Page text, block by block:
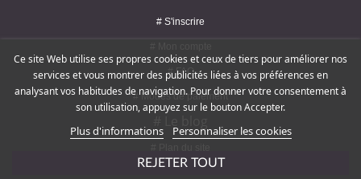
# S'inscrire
# FAQ
# Modes de paiement
Ce site Web utilise ses propres cookies et ceux de tiers pour améliorer nos
services et vous montrer des publicités liées à vos préférences en
analysant vos habitudes de navigation. Pour donner votre consentement à
son utilisation, appuyez sur le bouton Accepter.
Plus d'informations Personnaliser les cookies
REJETER TOUT